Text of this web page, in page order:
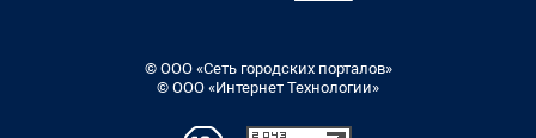
© ООО «Сеть городских порталов»
© ООО «Интернет Технологии»